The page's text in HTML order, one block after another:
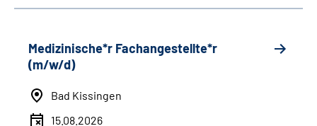
Medizinische*r Fachangestellte*r
(m/w/d)
Bad Kissingen
15.08.2026